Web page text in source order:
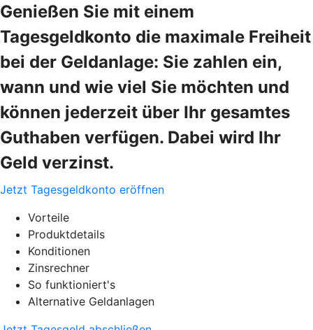
Genießen Sie mit einem
Tagesgeldkonto die maximale Freiheit
bei der Geldanlage: Sie zahlen ein,
wann und wie viel Sie möchten und
können jederzeit über Ihr gesamtes
Guthaben verfügen. Dabei wird Ihr
Geld verzinst.
Jetzt Tagesgeldkonto eröffnen
Vorteile
Produktdetails
Konditionen
Zinsrechner
So funktioniert's
Alternative Geldanlagen